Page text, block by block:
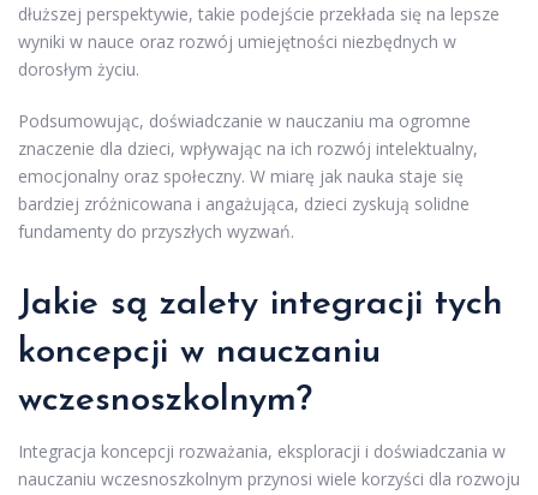
dłuższej perspektywie, takie podejście przekłada się na lepsze
wyniki w nauce oraz rozwój umiejętności niezbędnych w
dorosłym życiu.
Podsumowując, doświadczanie w nauczaniu ma ogromne
znaczenie dla dzieci, wpływając na ich rozwój intelektualny,
emocjonalny oraz społeczny. W miarę jak nauka staje się
bardziej zróżnicowana i angażująca, dzieci zyskują solidne
fundamenty do przyszłych wyzwań.
Jakie są zalety integracji tych
koncepcji w nauczaniu
wczesnoszkolnym?
Integracja koncepcji rozważania, eksploracji i doświadczania w
nauczaniu wczesnoszkolnym przynosi wiele korzyści dla rozwoju